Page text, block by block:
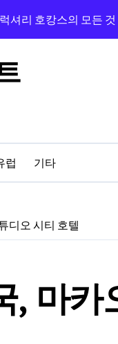
셔리 호캉스의 모든 것
카지노 앰버서더 탐방
프라하와 카지노 앰
노 앰버서더까지 완벽
과 도보 3분 카지노 탐
매력의 프라하 골든 에
럽 기타
디오 시티 호텔
, 마카